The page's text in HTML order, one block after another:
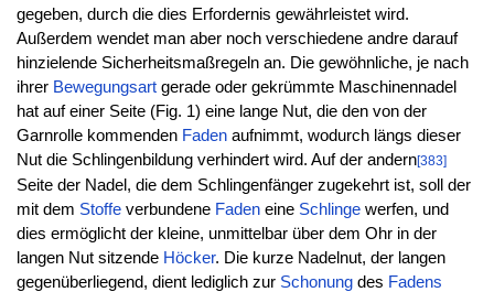
gegeben, durch die dies Erfordernis gewährleistet wird.
Außerdem wendet man aber noch verschiedene andre darauf
hinzielende Sicherheitsmaßregeln an. Die gewöhnliche, je nach
ihrer Bewegungsartgerade oder gekrümmte Maschinennadel
hat auf einer Seite (Fig. 1) eine lange Nut, die den von der
Garnrolle kommenden Fadenaufnimmt, wodurch längs dieser
Nut die Schlingenbildung verhindert wird. Auf der andern[383]
Seite der Nadel, die dem Schlingenfänger zugekehrt ist, soll der
mit dem Stoffeverbundene Fadeneine Schlingewerfen, und
dies ermöglicht der kleine, unmittelbar über dem Ohr in der
langen Nut sitzende Höcker. Die kurze Nadelnut, der langen
gegenüberliegend, dient lediglich zur Schonungdes Fadens